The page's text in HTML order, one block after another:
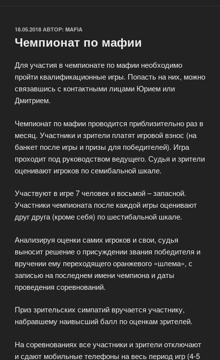
ОПУБЛИКОВАНО
18.05.2018 АВТОР: MAFIA
Чемпионат по мафии
Для участия в чемпионате по мафии необходимо
пройти квалификационные игры. Попасть на них, можно
связавшись с контактными лицами Юрием или
Дмитрием.
Чемпионат по мафии проводится приблизительно раз в
месяц. Участники и зрители платят игровой взнос (на
банкет после игры и призы для победителей). Игра
проходит под руководством ведущего. Судья и зрители
оценивают игроков по семибальной шкале.
Участвуют в игре 7 человек и восьмой – запасной.
Участники чемпионата после каждой игры оценивают
друг друга (кроме себя) по шестибальной шкале.
Анализируя оценки самих игроков и свои, судья
выносит решение о присуждении звания победителя и
вручении ему переходящего оранжевого «шлема», с
записью на последнем имени чемпиона и даты
проведения соревнований.
Приз зрительских симпатий вручается участнику,
набравшему наивысший балл по оценкам зрителей.
На соревнованиях все участники и зрители отключают
и сдают мобильные телефоны на весь период игр (4-5